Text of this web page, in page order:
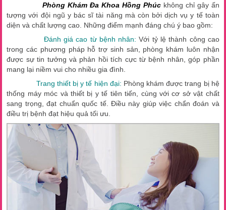
Phòng Khám Đa Khoa Hồng Phúckhông chỉ gây ấn
tượng với đội ngũ y bác sĩ tài năng mà còn bởi dịch vụ y tế toàn
diện và chất lượng cao. Những điểm mạnh đáng chú ý bao gồm:
Đánh giá cao từ bệnh nhân:Với tỷ lệ thành công cao
trong các phương pháp hỗ trợ sinh sản, phòng khám luôn nhận
được sự tin tưởng và phản hồi tích cực từ bệnh nhân, góp phần
mang lại niềm vui cho nhiều gia đình.
Trang thiết bị y tế hiện đại: Phòng khám được trang bị hệ
thống máy móc và thiết bị y tế tiên tiến, cùng với cơ sở vật chất
sang trọng, đạt chuẩn quốc tế. Điều này giúp việc chẩn đoán và
điều trị bệnh đạt hiệu quả tối ưu.